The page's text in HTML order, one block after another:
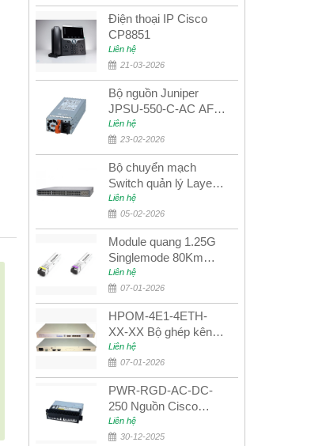
2port 10GbE SFP+
Điện thoại IP Cisco
CP8851
Liên hệ
21-03-2026
Bộ nguồn Juniper
JPSU-550-C-AC AFO
nguồn AC công suất
550W dùng cho dòng
switch Juniper
Networks EX4400
Liên hệ
23-02-2026
Bộ chuyển mạch
Switch quản lý Layer 3
Juniper QFX5100-48S
Liên hệ
05-02-2026
Module quang 1.25G
Singlemode 80Km
UPCOM MWS-12-45-
80AD/MWS-12-54-
80BD
Liên hệ
07-01-2026
HPOM-4E1-4ETH-
XX-XX Bộ ghép kênh
quang quản lý SDH
4E1+4ETH+RS232
Liên hệ
07-01-2026
PWR-RGD-AC-DC-
250 Nguồn Cisco
Industrial 250W
PoE/PoE+
Liên hệ
30-12-2025